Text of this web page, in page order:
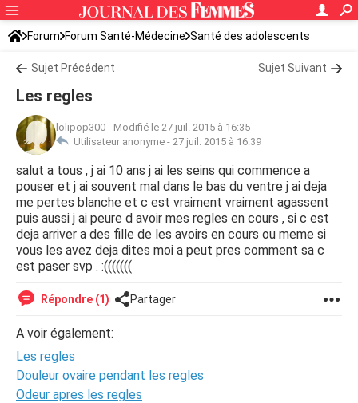
Forum Forum Santé-Médecine Santé des adolescents
Sujet Précédent Sujet Suivant
Les regles
lolipop300 - Modifié le 27 juil. 2015 à 16:35
Utilisateur anonyme - 27 juil. 2015 à 16:39
salut a tous , j ai 10 ans j ai les seins qui commence a
pouser et j ai souvent mal dans le bas du ventre j ai deja
me pertes blanche et c est vraiment vraiment agassent
puis aussi j ai peure d avoir mes regles en cours , si c est
deja arriver a des fille de les avoirs en cours ou meme si
vous les avez deja dites moi a peut pres comment sa c
est paser svp . :(((((((
Répondre (1) Partager
A voir également:
Les regles
Douleur ovaire pendant les regles
Odeur apres les regles